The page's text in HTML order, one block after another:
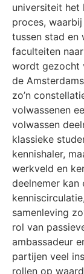
universiteit het
proces,
tussen stad en
faculteiten
wordt gezocht
de
zo’n
volwassenen
volwassen
klassieke
kennishaler,
werkveld en
deelnemer kan
samenleving
rol van
ambassadeur
partijen veel
rollen op